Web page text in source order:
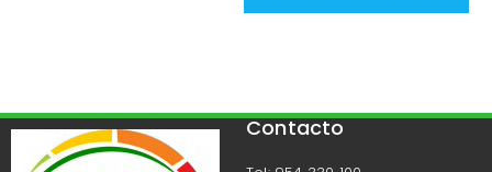
Contacto